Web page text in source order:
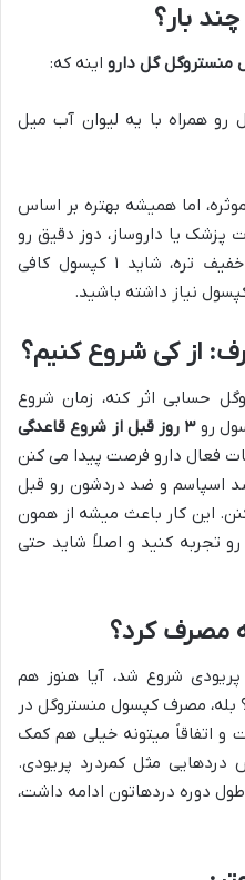
بار؟
منستروگل گل دارو اینه که:
هر بار ۱ تا ۲ کپسول رو همراه با یه لیوان آب میل
اما همیشه بهتره بر اساس
پزشک یا داروساز، دوز دقیق رو
تنظیم کنید. مثلاً اگه دردهاتون خفیف تره، شاید ۱ کپسول کافی
از کی شروع کنیم؟
حسابی اثر کنه، زمان شروع
رو۳ روز قبل از شروع قاعدگی
فعال دارو فرصت پیدا می کنن
اسپاسم و ضد دردشون رو قبل
این کار باعث میشه از همون
تجربه کنید و اصلاً شاید حتی
مصرف کرد؟
شروع شد، آیا هنوز هم
بله، مصرف کپسول منستروگل در
اتفاقاً میتونه خیلی هم کمک
مثل کمردرد پریودی.
دوره دردهاتون ادامه داشت،